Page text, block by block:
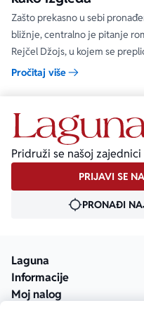
Zašto prekasno u sebi
bližnje, centralno je pitanje
Rejčel Džojs, u kojem se
umetnosti.
Pročitaj više
Pridruži se našoj
PRIJAVI SE
PRONAĐI
Laguna
Informacije
Moj nalog